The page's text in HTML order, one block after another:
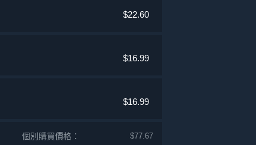
$22.60
$16.99
$16.99
$77.67
個別購買價格：